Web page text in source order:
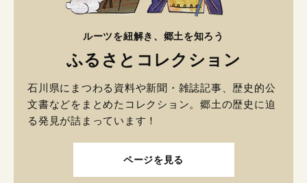
ルーツを紐解き、郷土を知ろう
ふるさとコレクション
石川県にまつわる資料や新聞・雑誌記事、歴史的公
文書などをまとめたコレクション。郷土の歴史に迫
る発見が詰まっています！
ページを見る